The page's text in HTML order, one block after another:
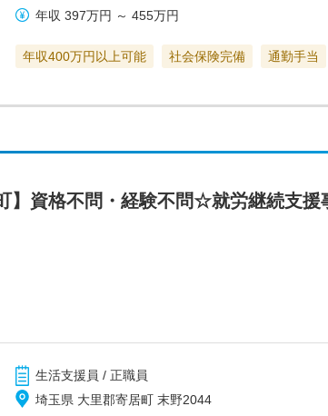
年収 397万円 ～455万円
年収400万円以上可能 社会保険完備 通勤手当
】資格不問・経験不問☆就労継続支
生活支援員 / 正職員
埼玉県 大里郡寄居町 末野2044